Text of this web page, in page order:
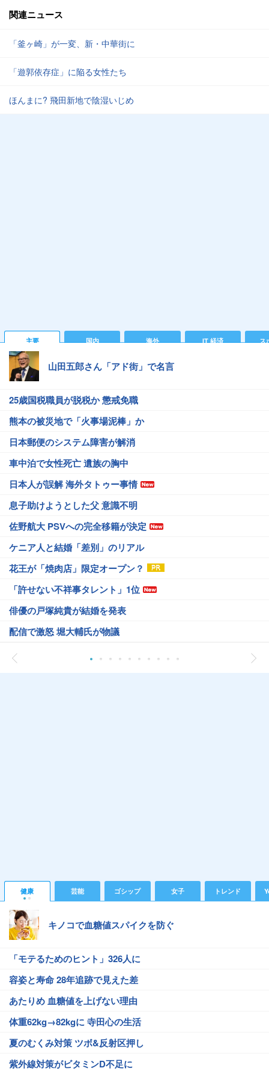
関連ニュース
「釜ヶ崎」が一変、新・中華街に
「遊郭依存症」に陥る女性たち
ほんまに? 飛田新地で陰湿いじめ
主要 国内 海外 IT 経済 ス
山田五郎さん「アド街」で名言
25歳国税職員が脱税か 懲戒免職
熊本の被災地で「火事場泥棒」か
日本郵便のシステム障害が解消
車中泊で女性死亡 遺族の胸中
日本人が誤解 海外タトゥー事情
息子助けようとした父 意識不明
佐野航大 PSVへの完全移籍が決定
ケニア人と結婚「差別」のリアル
花王が「焼肉店」限定オープン？
「許せない不祥事タレント」1位
俳優の戸塚純貴が結婚を発表
配信で激怒 堀大輔氏が物議
健康 芸能 ゴシップ 女子 トレンド
キノコで血糖値スパイクを防ぐ
「モテるためのヒント」326人に
容姿と寿命 28年追跡で見えた差
あたりめ 血糖値を上げない理由
体重62kg→82kgに 寺田心の生活
夏のむくみ対策 ツボ&反射区押し
紫外線対策がビタミンD不足に